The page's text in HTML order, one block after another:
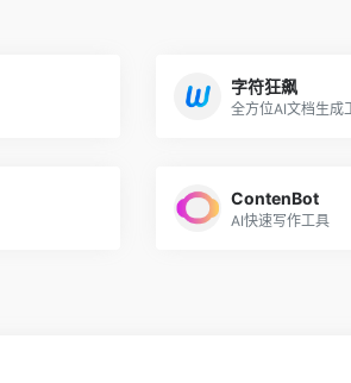
字符狂飙
全方位AI文档生成
ContenBot
AI快速写作工具